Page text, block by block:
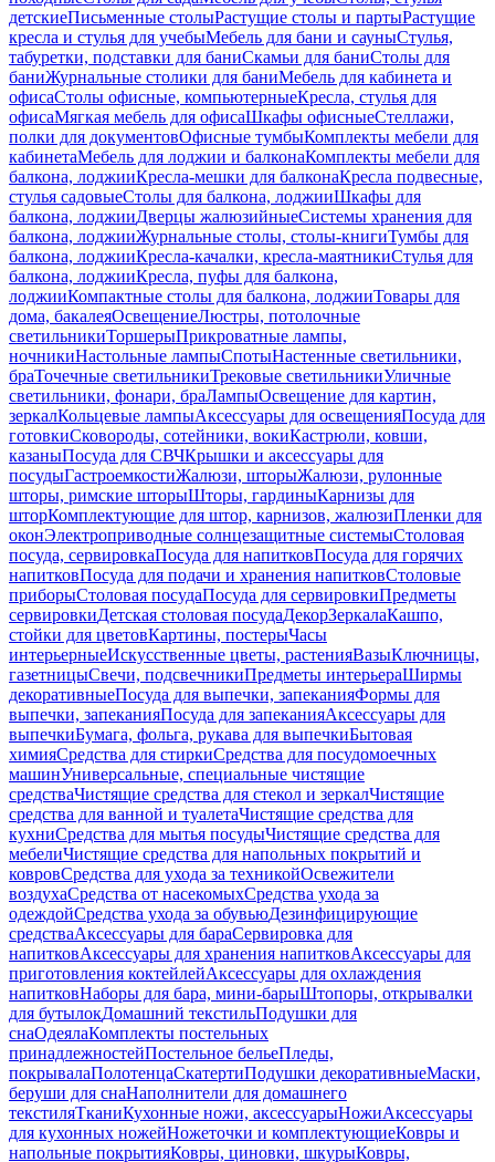
детскиеПисьменные столыРастущие столы и партыРастущие
кресла и стулья для учебыМебель для бани и сауныСтулья,
табуретки, подставки для баниСкамьи для баниСтолы для
баниЖурнальные столики для баниМебель для кабинета и
офисаСтолы офисные, компьютерныеКресла, стулья для
офисаМягкая мебель для офисаШкафы офисныеСтеллажи,
полки для документовОфисные тумбыКомплекты мебели для
кабинетаМебель для лоджии и балконаКомплекты мебели для
балкона, лоджииКресла-мешки для балконаКресла подвесные,
стулья садовыеСтолы для балкона, лоджииШкафы для
балкона, лоджииДверцы жалюзийныеСистемы хранения для
балкона, лоджииЖурнальные столы, столы-книгиТумбы для
балкона, лоджииКресла-качалки, кресла-маятникиСтулья для
балкона, лоджииКресла, пуфы для балкона,
лоджииКомпактные столы для балкона, лоджииТовары для
дома, бакалеяОсвещениеЛюстры, потолочные
светильникиТоршерыПрикроватные лампы,
ночникиНастольные лампыСпотыНастенные светильники,
браТочечные светильникиТрековые светильникиУличные
светильники, фонари, браЛампыОсвещение для картин,
зеркалКольцевые лампыАксессуары для освещенияПосуда для
готовкиСковороды, сотейники, вокиКастрюли, ковши,
казаныПосуда для СВЧКрышки и аксессуары для
посудыГастроемкостиЖалюзи, шторыЖалюзи, рулонные
шторы, римские шторыШторы, гардиныКарнизы для
шторКомплектующие для штор, карнизов, жалюзиПленки для
оконЭлектроприводные солнцезащитные системыСтоловая
посуда, сервировкаПосуда для напитковПосуда для горячих
напитковПосуда для подачи и хранения напитковСтоловые
приборыСтоловая посудаПосуда для сервировкиПредметы
сервировкиДетская столовая посудаДекорЗеркалаКашпо,
стойки для цветовКартины, постерыЧасы
интерьерныеИскусственные цветы, растенияВазыКлючницы,
газетницыСвечи, подсвечникиПредметы интерьераШирмы
декоративныеПосуда для выпечки, запеканияФормы для
выпечки, запеканияПосуда для запеканияАксессуары для
выпечкиБумага, фольга, рукава для выпечкиБытовая
химияСредства для стиркиСредства для посудомоечных
машинУниверсальные, специальные чистящие
средстваЧистящие средства для стекол и зеркалЧистящие
средства для ванной и туалетаЧистящие средства для
кухниСредства для мытья посудыЧистящие средства для
мебелиЧистящие средства для напольных покрытий и
ковровСредства для ухода за техникойОсвежители
воздухаСредства от насекомыхСредства ухода за
одеждойСредства ухода за обувьюДезинфицирующие
средстваАксессуары для бараСервировка для
напитковАксессуары для хранения напитковАксессуары для
приготовления коктейлейАксессуары для охлаждения
напитковНаборы для бара, мини-барыШтопоры, открывалки
для бутылокДомашний текстильПодушки для
снаОдеялаКомплекты постельных
принадлежностейПостельное бельеПледы,
покрывалаПолотенцаСкатертиПодушки декоративныеМаски,
беруши для снаНаполнители для домашнего
текстиляТканиКухонные ножи, аксессуарыНожиАксессуары
для кухонных ножейНожеточки и комплектующиеКовры и
напольные покрытияКовры, циновки, шкурыКовры,